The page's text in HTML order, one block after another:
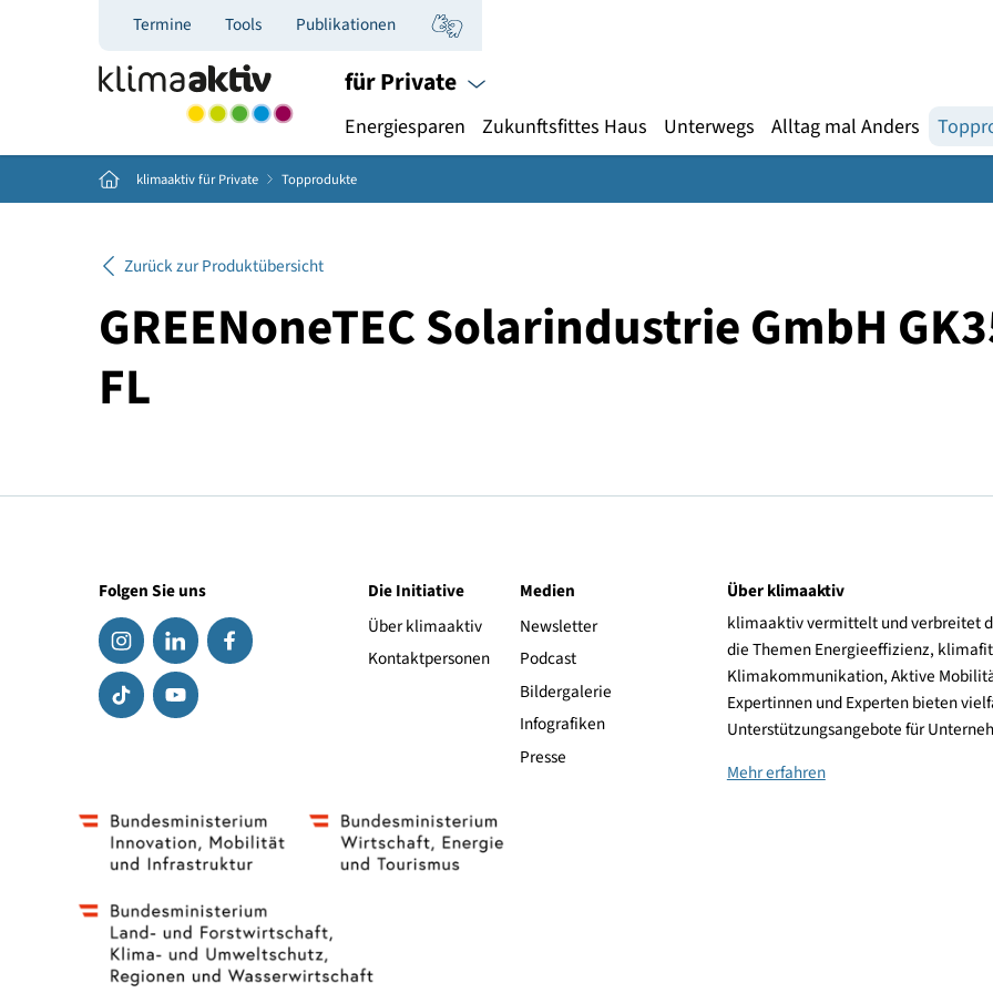
Termine Tools Publikationen
für Private
Energiesparen Zukunftsfittes Haus Unterwegs Alltag mal
Home klimaaktiv für Private Topprodukte
GREENoneTEC Solarindustrie
Folgen Sie uns
Die Initiative
Über klimaaktiv
Kontaktpersonen
Newsletter
Podcast
Über klimaaktiv
klimaaktiv vermittelt
die Themen
Expertinnen und